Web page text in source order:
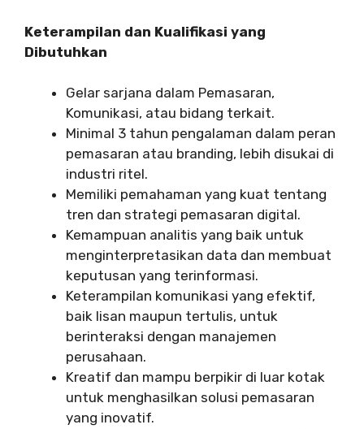
Keterampilan dan Kualifikasi yang
Dibutuhkan
Gelar sarjana dalam Pemasaran,
Komunikasi, atau bidang terkait.
Minimal 3 tahun pengalaman dalam peran
pemasaran atau branding, lebih disukai di
industri ritel.
Memiliki pemahaman yang kuat tentang
tren dan strategi pemasaran digital.
Kemampuan analitis yang baik untuk
menginterpretasikan data dan membuat
keputusan yang terinformasi.
Keterampilan komunikasi yang efektif,
baik lisan maupun tertulis, untuk
berinteraksi dengan manajemen
perusahaan.
Kreatif dan mampu berpikir di luar kotak
untuk menghasilkan solusi pemasaran
yang inovatif.